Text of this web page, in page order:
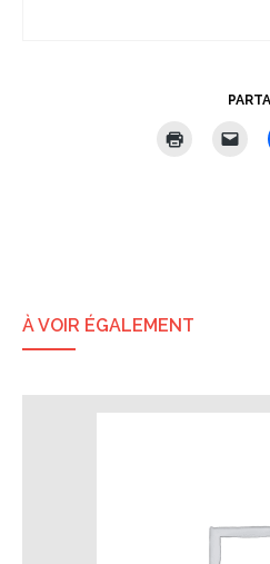
À VOIR ÉGALEMENT